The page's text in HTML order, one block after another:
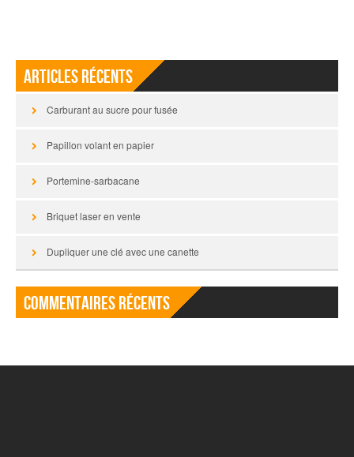
Articles récents
Carburant au sucre pour fusée
Papillon volant en papier
Portemine-sarbacane
Briquet laser en vente
Dupliquer une clé avec une canette
Commentaires récents